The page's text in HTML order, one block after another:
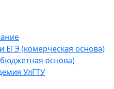
ЕГЭ (комерческая основа)
основа)
УлГТУ